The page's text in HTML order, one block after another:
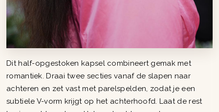
Dit half-opgestoken kapsel combineert gemak met
romantiek. Draai twee secties vanaf de slapen naar
achteren en zet vast met parelspelden, zodat je een
subtiele V-vorm krijgt op het achterhoofd. Laat de rest